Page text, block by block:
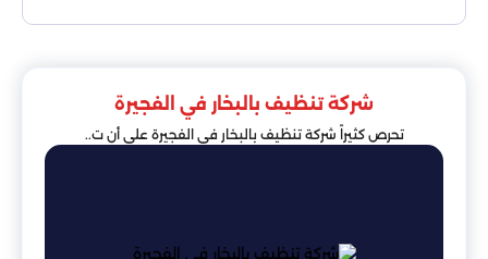
شركة تنظيف بالبخار في الفجيرة
تحرص كثيراً شركة تنظيف بالبخار في الفجيرة على أن ت..